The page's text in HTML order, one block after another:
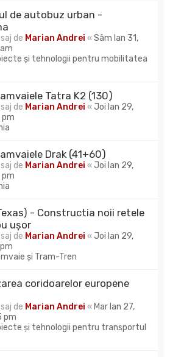
de autobuz urban -
de Marian Andrei «Sâm Ian 31,
și tehnologii pentru mobilitatea
Tatra K2 (130)
de Marian Andrei « Joi Ian 29,
pm
Drak (41+60)
de Marian Andrei « Joi Ian 29,
pm
- Constructia noii retele
ușor
de Marian Andrei « Joi Ian 29,
și Tram-Tren
coridoarelor europene
de Marian Andrei « Mar Ian 27,
pm
și tehnologii pentru transportul